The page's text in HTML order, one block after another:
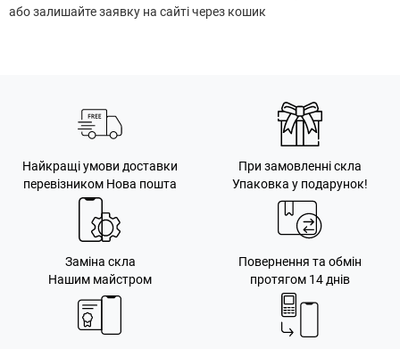
або залишайте заявку на сайті через кошик
Найкращі умови доставки
перевізником Нова пошта
При замовленні скла
Упаковка у подарунок!
Заміна скла
Нашим майстром
Повернення та обмін
протягом 14 днів